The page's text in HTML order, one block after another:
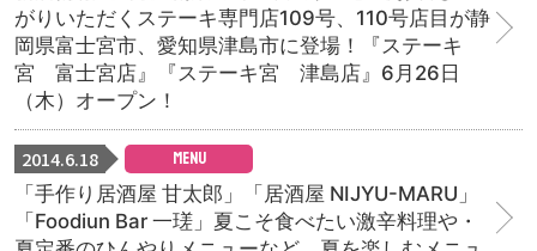
がりいただくステーキ専門店109号、110号店目が静
岡県富士宮市、愛知県津島市に登場！『ステーキ
宮 富士宮店』『ステーキ宮 津島店』6月26日
（木）オープン！
2014.6.18 MENU
「手作り居酒屋 甘太郎」「居酒屋 NIJYU-MARU」
「Foodiun Bar 一瑳」夏こそ食べたい激辛料理や・